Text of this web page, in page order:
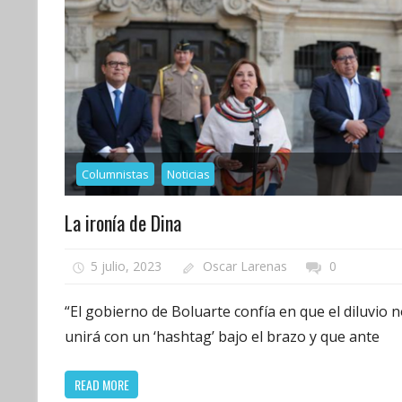
Columnistas Noticias
La ironía de Dina
5 julio, 2023 Oscar Larenas 0
“El gobierno de Boluarte confía en que el diluvio
unirá con un ‘hashtag’ bajo el brazo y que ante
READ MORE